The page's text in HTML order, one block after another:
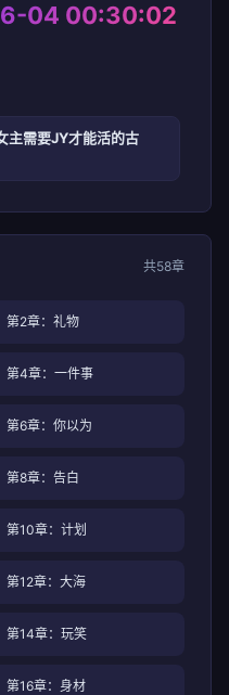
04 00:30:02
主需要JY才能活的古
共58章
第2章：礼物
第4章：一件事
第6章：你以为
第8章：告白
第10章：计划
第12章：大海
第14章：玩笑
第16章：身材